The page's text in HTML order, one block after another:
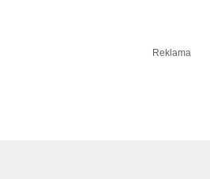
Reklama